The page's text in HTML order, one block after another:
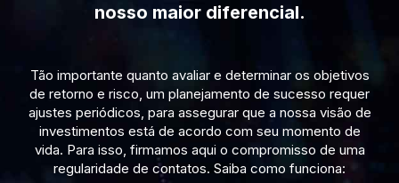
nosso maior diferencial.
Tão importante quanto avaliar e determinar os objetivos
de retorno e risco, um planejamento de sucesso requer
ajustes periódicos, para assegurar que a nossa visão de
investimentos está de acordo com seu momento de
vida. Para isso, firmamos aqui o compromisso de uma
regularidade de contatos. Saiba como funciona: